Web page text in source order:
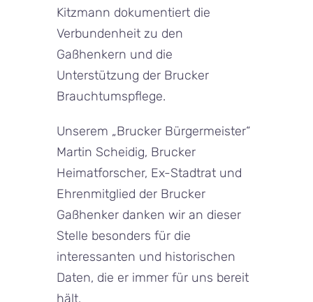
Kitzmann dokumentiert die
Verbundenheit zu den
Gaßhenkern und die
Unterstützung der Brucker
Brauchtumspflege.
Unserem „Brucker Bürgermeister“
Martin Scheidig, Brucker
Heimatforscher, Ex-Stadtrat und
Ehrenmitglied der Brucker
Gaßhenker danken wir an dieser
Stelle besonders für die
interessanten und historischen
Daten, die er immer für uns bereit
hält.